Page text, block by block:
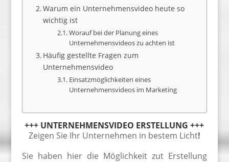
Warum ein Unternehmensvideo heute so
wichtig ist
Worauf bei der Planung eines
Unternehmensvideos zu achten ist
Häufig gestellte Fragen zum
Unternehmensvideo
Einsatzmöglichkeiten eines
Unternehmensvideos im Marketing
+++ UNTERNEHMENSVIDEO ERSTELLUNG +++
Zeigen Sie Ihr Unternehmen in bestem Licht!
Sie haben hier die Möglichkeit zut Erstellung